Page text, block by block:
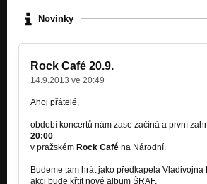
Novinky
Rock Café 20.9.
14.9.2013 ve 20:49
Ahoj přátelé,
období koncertů nám zase začíná a první
20:00
v pražském Rock Café na Národní.
Budeme tam hrát jako předkapela Vladivojna
akci bude křtít nové album ŠRAF.